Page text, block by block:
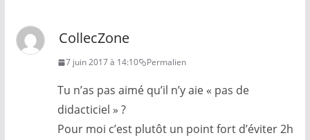
CollecZone
7 juin 2017 à 14:10 Permalien
Tu n’as pas aimé qu’il n’y aie « pas de
didacticiel » ?
Pour moi c’est plutôt un point fort d’éviter 2h